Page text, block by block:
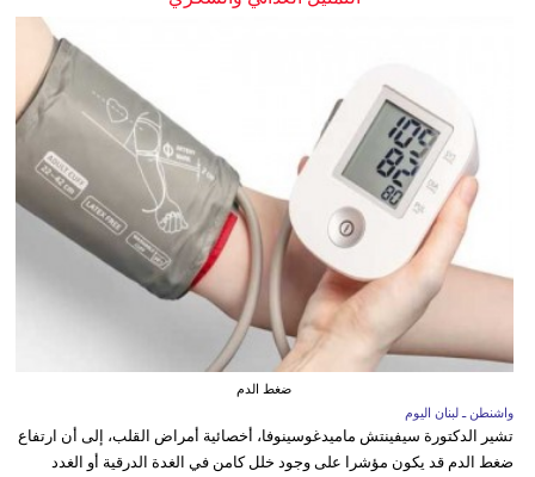
ضغط الدم
واشنطن ـ لبنان اليوم
تشير الدكتورة سيفينتش ماميدغوسينوفا، أخصائية أمراض القلب، إلى أن ارتفاع
ضغط الدم قد يكون مؤشرا على وجود خلل كامن في الغدة الدرقية أو الغدد